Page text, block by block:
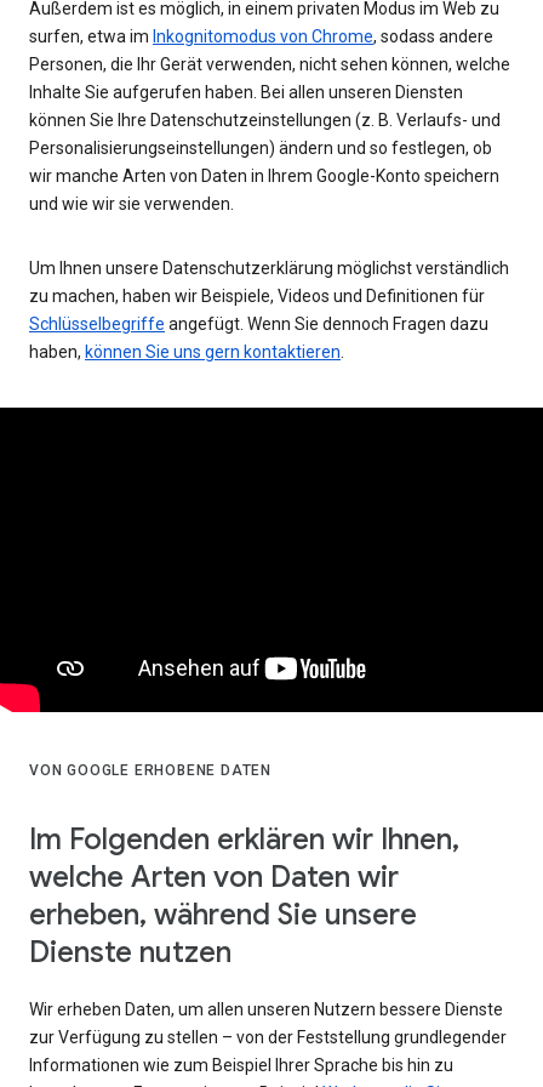
Außerdem ist es möglich, in einem privaten Modus im Web zu
surfen, etwa im Inkognitomodus von Chrome, sodass andere
Personen, die Ihr Gerät verwenden, nicht sehen können, welche
Inhalte Sie aufgerufen haben. Bei allen unseren Diensten
können Sie Ihre Datenschutzeinstellungen (z. B. Verlaufs- und
Personalisierungseinstellungen) ändern und so festlegen, ob
wir manche Arten von Daten in Ihrem Google-Konto speichern
und wie wir sie verwenden.
Um Ihnen unsere Datenschutzerklärung möglichst verständlich
zu machen, haben wir Beispiele, Videos und Definitionen für
Schlüsselbegriffe angefügt. Wenn Sie dennoch Fragen dazu
haben, können Sie uns gern kontaktieren
VON GOOGLE ERHOBENE DATEN
Im Folgenden erklären wir Ihnen,
welche Arten von Daten wir
erheben, während Sie unsere
Dienste nutzen
Wir erheben Daten, um allen unseren Nutzern bessere Dienste
zur Verfügung zu stellen – von der Feststellung grundlegender
Informationen wie zum Beispiel Ihrer Sprache bis hin zu